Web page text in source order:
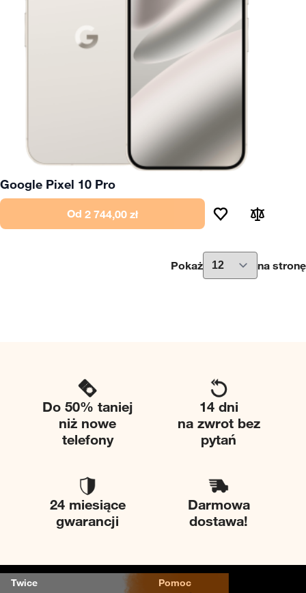
Google Pixel 10 Pro
Od 2 744,00 zł
Pokaż na stronę
Do 50% taniej
niż nowe
telefony
14 dni
na zwrot bez
pytań
24 miesiące
gwarancji
Darmowa
dostawa!
Twice Pomoc